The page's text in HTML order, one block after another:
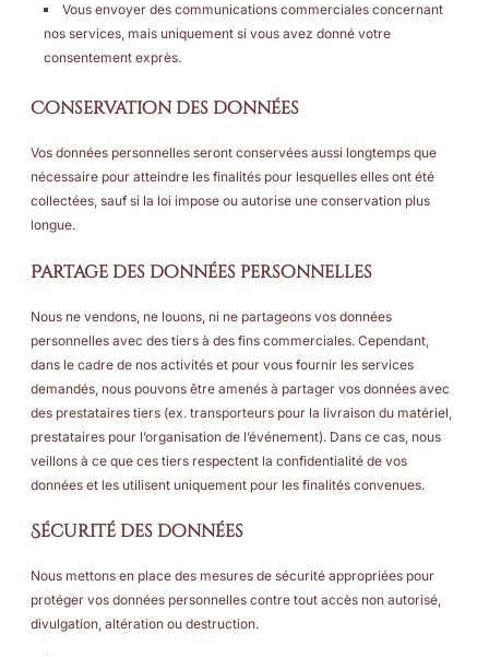
Vous envoyer des communications commerciales concernant
nos services, mais uniquement si vous avez donné votre
consentement exprès.
Conservation des données
Vos données personnelles seront conservées aussi longtemps que
nécessaire pour atteindre les finalités pour lesquelles elles ont été
collectées, sauf si la loi impose ou autorise une conservation plus
longue.
Partage des données personnelles
Nous ne vendons, ne louons, ni ne partageons vos données
personnelles avec des tiers à des fins commerciales. Cependant,
dans le cadre de nos activités et pour vous fournir les services
demandés, nous pouvons être amenés à partager vos données avec
des prestataires tiers (ex. transporteurs pour la livraison du matériel,
prestataires pour l’organisation de l’événement). Dans ce cas, nous
veillons à ce que ces tiers respectent la confidentialité de vos
données et les utilisent uniquement pour les finalités convenues.
Sécurité des données
Nous mettons en place des mesures de sécurité appropriées pour
protéger vos données personnelles contre tout accès non autorisé,
divulgation, altération ou destruction.